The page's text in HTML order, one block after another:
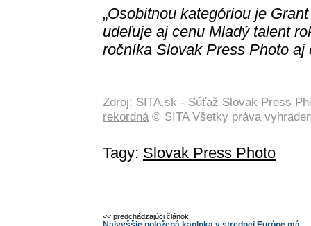
„Osobitnou kategóriou je
udeľuje aj cenu Mladý talent
ročníka Slovak Press Photo aj
Zdroj: SITA.sk - Súťaž Slovak Press
rekordná © SITA Všetky práva
Tagy: Slovak Press Photo
<< predchádzajúci článok